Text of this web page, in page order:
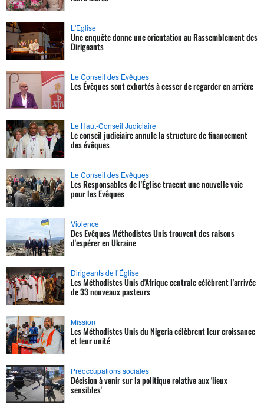
L'Eglise
Une enquête donne une orientation au Rassemblement des
Dirigeants
Le Conseil des Evêques
Les Évêques sont exhortés à cesser de regarder en arrière
Le Haut-Conseil Judiciaire
Le conseil judiciaire annule la structure de financement
des évêques
Le Conseil des Evêques
Les Responsables de l'Église tracent une nouvelle voie
pour les Evêques
Violence
Des Evêques Méthodistes Unis trouvent des raisons
d'espérer en Ukraine
Dirigeants de l’Église
Les Méthodistes Unis d'Afrique centrale célèbrent l'arrivée
de 33 nouveaux pasteurs
Mission
Les Méthodistes Unis du Nigeria célèbrent leur croissance
et leur unité
Préoccupations sociales
Décision à venir sur la politique relative aux 'lieux
sensibles'